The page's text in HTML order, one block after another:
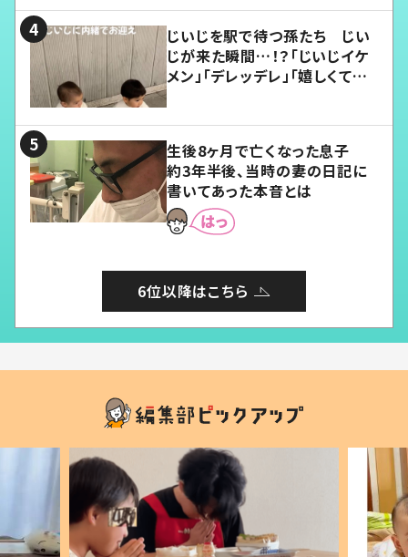
じいじを駅で待つ孫たち じい
じが来た瞬間…！？「じいじイケ
メン」「デレッデレ」「嬉しくて可
生後8ヶ月で亡くなった息子
約3年半後、当時の妻の日記に
書いてあった本音とは
6位以降はこちら